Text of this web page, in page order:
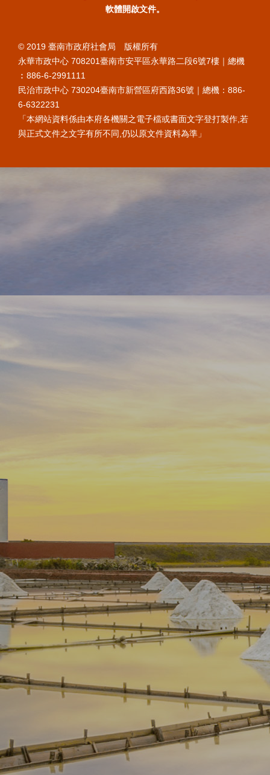
軟體開啟文件。
© 2019 臺南市政府社會局 版權所有
永華市政中心 708201臺南市安平區永華路二段6號7樓｜總機
︰886-6-2991111
民治市政中心 730204臺南市新營區府西路36號｜總機：886-
6-6322231
「本網站資料係由本府各機關之電子檔或書面文字登打製作,若
與正式文件之文字有所不同,仍以原文件資料為準」